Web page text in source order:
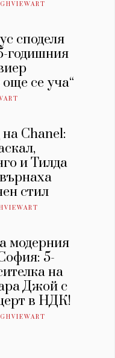
споделя
годишния
се уча“
Chanel:
и Тилда
стил
модерния
5-
на
Джой с
в НДК!